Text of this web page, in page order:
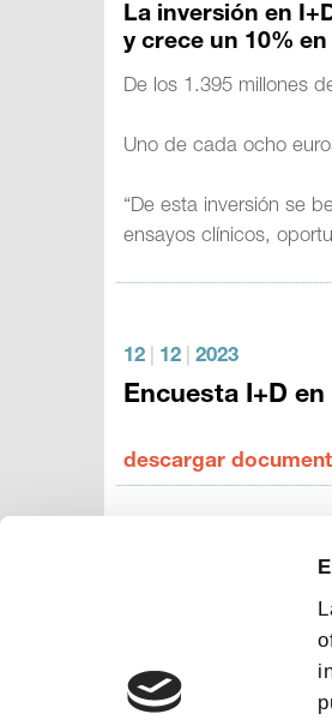
La inversión en
y crece un 10%
De los 1.395 millones
Uno de cada ocho
“De esta inversión se
ensayos clínicos,
12 12 2023
Encuesta I+D
descargar